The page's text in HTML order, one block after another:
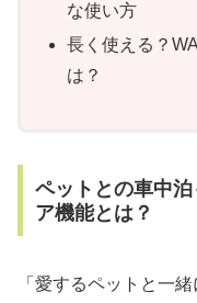
な使い方
長く使える？
は？
ペットとの車中
ア機能とは？
「愛するペットと一